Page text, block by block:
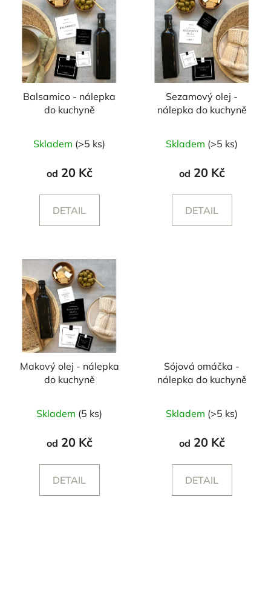
Balsamico - nálepka
do kuchyně
Skladem (>5 ks)
od 20 Kč
DETAIL
Sezamový olej -
nálepka do kuchyně
Skladem (>5 ks)
od 20 Kč
DETAIL
Makový olej - nálepka
do kuchyně
Skladem (5 ks)
od 20 Kč
DETAIL
Sójová omáčka -
nálepka do kuchyně
Skladem (>5 ks)
od 20 Kč
DETAIL